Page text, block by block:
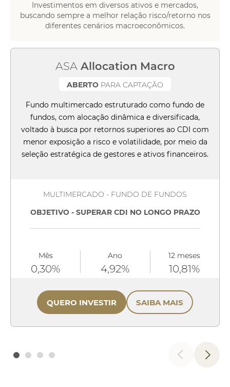
Investimentos em diversos ativos e mercados,
buscando sempre a melhor relação risco/retorno nos
diferentes cenários macroeconômicos.
ASAAllocation Macro
ABERTO PARA CAPTAÇÃO
Fundo multimercado estruturado como fundo de
fundos, com alocação dinâmica e diversificada,
voltado à busca por retornos superiores ao CDI com
menor exposição a risco e volatilidade, por meio da
seleção estratégica de gestores e ativos financeiros.
MULTIMERCADO - FUNDO DE FUNDOS
OBJETIVO - SUPERAR CDI NO LONGO PRAZO
Mês
0,30%
Ano
4,92%
12 meses
10,81%
QUERO INVESTIR SAIBA MAIS